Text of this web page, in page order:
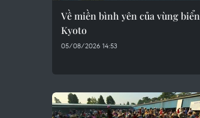
Về miền bình yên của vùng biển
Kyoto
05/08/2026 14:53